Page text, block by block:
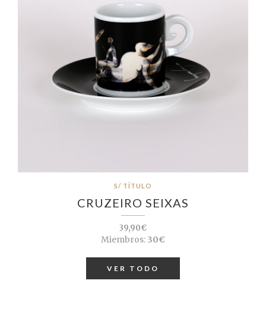
S/ TÍTULO
CRUZEIRO SEIXAS
39,90€
Miembros: 30€
VER TODO